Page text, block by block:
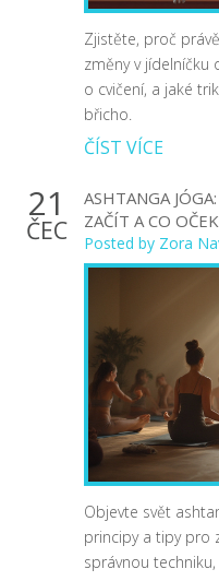
Zjistěte, proč
změny v jídelníčku
o cvičení, a jaké
břicho.
ČÍST VÍCE
21
ČEC
ASHTANGA
ZAČÍT A CO
Posted by Zora
Objevte svět
principy a tipy pro
správnou